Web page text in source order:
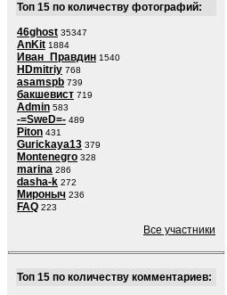
Топ 15 по количеству фотографий:
46ghost 35347
AnKit 1884
Иван_Правдин 1540
HDmitriy 768
asamspb 739
бакшевист 719
Admin 583
-=SweD=- 489
Piton 431
Gurickaya13 379
Montenegro 328
marina 286
dasha-k 272
Мироныч 236
FAQ 223
Все участники
Топ 15 по количеству комментариев: